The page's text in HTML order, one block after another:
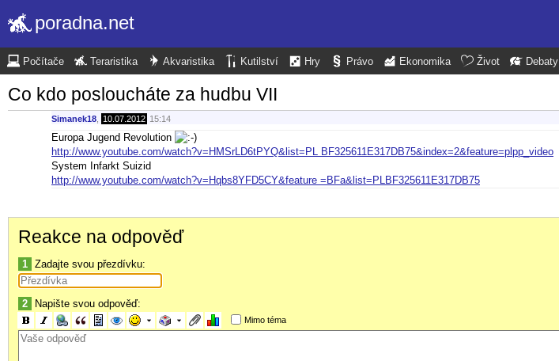
poradna.net
Počítače Teraristika Akvaristika Kutilství Hry Právo Ekonomika Život Debaty
Co kdo posloucháte za hudbu VII
Simanek18 10.07.2012 15:14
Europa Jugend Revolution
http://www.youtube.com/watch?v=HMSrLD6tPYQ&list=PL BF325611E317DB75&index=2&feature=plpp_video
System Infarkt Suizid
http://www.youtube.com/watch?v=Hqbs8YFD5CY&feature =BFa&list=PLBF325611E317DB75
Reakce na odpověď
1 Zadajte svou přezdívku:
2 Napište svou odpověď:
Mimo téma